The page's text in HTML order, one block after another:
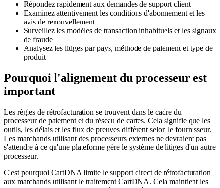
Répondez rapidement aux demandes de support client
Examinez attentivement les conditions d'abonnement et les
avis de renouvellement
Surveillez les modèles de transaction inhabituels et les signaux
de fraude
Analysez les litiges par pays, méthode de paiement et type de
produit
Pourquoi l'alignement du processeur est
important
Les règles de rétrofacturation se trouvent dans le cadre du
processeur de paiement et du réseau de cartes. Cela signifie que les
outils, les délais et les flux de preuves diffèrent selon le fournisseur.
Les marchands utilisant des processeurs externes ne devraient pas
s'attendre à ce qu'une plateforme gère le système de litiges d'un autre
processeur.
C'est pourquoi CartDNA limite le support direct de rétrofacturation
aux marchands utilisant le traitement CartDNA. Cela maintient les